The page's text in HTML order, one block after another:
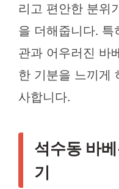
리고 편안한 분위
을 더해줍니다. 특
관과 어우러진 바
한 기분을 느끼게
사합니다.
석수동 바
기